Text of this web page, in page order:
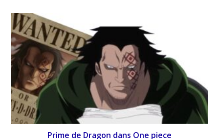
Prime de Dragon dans One piece